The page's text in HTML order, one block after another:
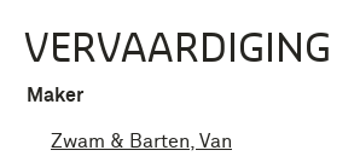
VERVAARDIGING
Maker
Zwam & Barten, Van